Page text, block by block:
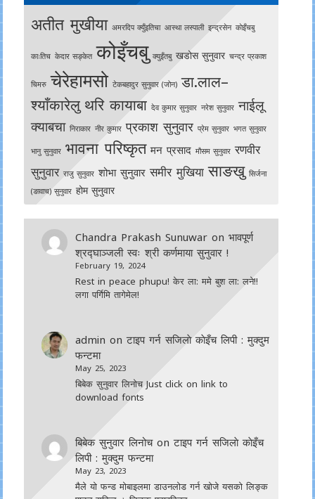
अतीत मुखीया अमरदिप क्युँइतिचा आस्था लस्पाली इन्द्रसेन काेइँचबु
काःतिच केदार सङ्केत कोइँचबु क्युइँतबु खडोस सुनुवार चन्द्र प्रकाश
चिमरु चेरेहामसो टेकबहादुर सुनुवार (जोन) डा.लाल–
श्याँकारेलु थरि कायाबा देव कुमार सुनुवार नरेश सुनुवार नाईलू
क्याबचा निराकार नीर कुमार प्रकाश सुनुवार प्रेम सुनुवार भगत सुनुवार
भानु सुनुवार भावना परिष्कृत मन प्रसाद मौसम सुनुवार रणवीर
सुनुवार राजु सुनुवार शोभा सुनुवार समीर मुखिया साङखु सिर्जना
(ङावाच) सुनुवार होम सुनुवार
Chandra Prakash Sunuwar onभावपूर्ण
श्रद्घाञ्जली स्वः श्री कर्णमाया सुनुवार !
February 19, 2024
Rest in peace phupu! केर ला: ममे बुश ला: लने!!
लगा पर्गिमि तागेमेल!
admin onटाइप गर्न सजिलाे काेइँच लिपी : मुक्दुम
फन्टमा
May 25, 2023
बिबेक सुनुवार लिनोच Just click on link to
download fonts
बिबेक सुनुवार लिनोचonटाइप गर्न सजिलाे काेइँच
लिपी : मुक्दुम फन्टमा
May 23, 2023
मैले यो फन्ड मोबाइलमा डाउनल‍ोड गर्न खोजे यसको लिङ्क